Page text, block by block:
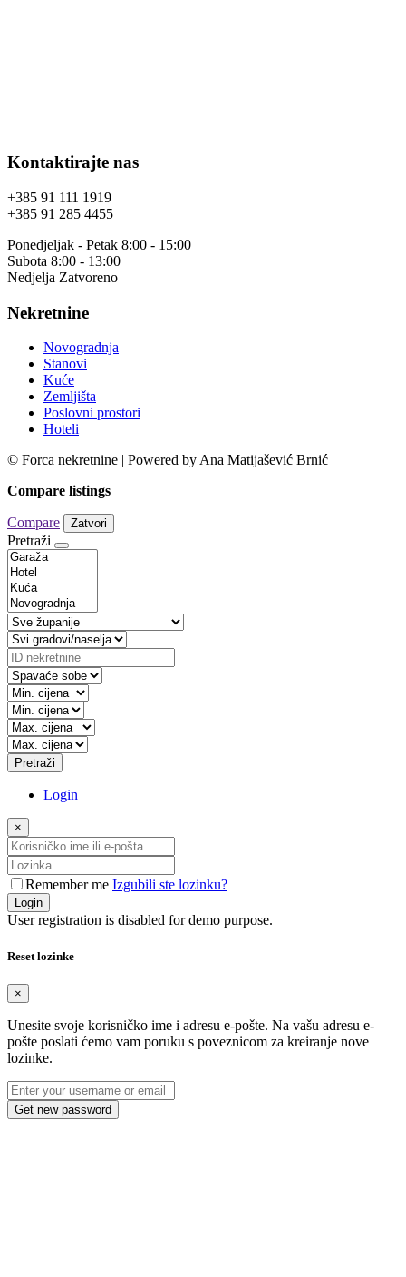
Kontaktirajte nas
+385 91 111 1919
+385 91 285 4455
Ponedjeljak - Petak 8:00 - 15:00
Subota 8:00 - 13:00
Nedjelja Zatvoreno
Nekretnine
Novogradnja
Stanovi
Kuće
Zemljišta
Poslovni prostori
Hoteli
© Forca nekretnine | Powered by Ana Matijašević Brnić
Compare listings
Compare Zatvori
Pretraži
Pretraži
Login
×
Remember me Izgubili ste lozinku?
Login
User registration is disabled for demo purpose.
Reset lozinke
×
Unesite svoje korisničko ime i adresu e-pošte. Na vašu adresu e-
pošte poslati ćemo vam poruku s poveznicom za kreiranje nove
lozinke.
Get new password